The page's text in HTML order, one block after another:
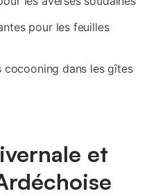
pour les feuilles
cocooning dans les gîtes
et